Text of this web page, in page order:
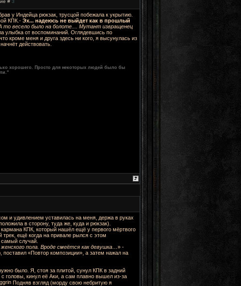
# 3
у Индейца рюкзак, трусцой побежала к укрытию.
КПК.- Эх... надеюсь не выйдет как в прошлый
то весело было на болоте.... Мутант извращенец
улыбка от воспоминаний. Оглядевшись по
кроме меня и друга здесь ни кого, я высунулась из
действовать.
хорошего. Просто для некоторых людей было бы
и удивлением уставилась на меня, держа в руках
в сторону, туда же, куда и рюкзак).
КПК, который нашёл ещё у первого мёртвого
ещё когда на привале рылся с этом
случай.
пола. Вроде смеётся как девушка…» -
«Повтор композиции», а затем нажал на
было. Я, стоя за плитой, сунул КПК в задний
головы, кинул её Аки, а сам плавно вышел из-за
Подняв взгляд (морду свою небритую я